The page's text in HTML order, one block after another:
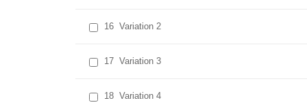
16 Variation 2
17 Variation 3
18 Variation 4